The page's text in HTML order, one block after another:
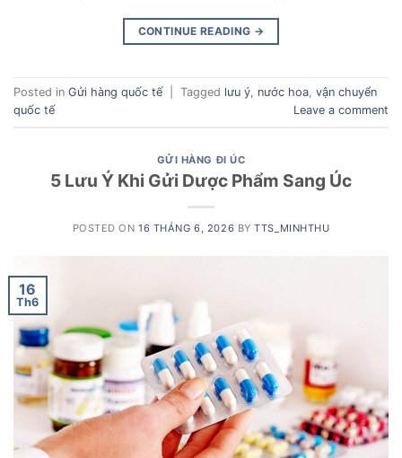
CONTINUE READING →
Posted in Gửi hàng quốc tế Tagged lưu ý nước hoa vận chuyển
quốc tế
Leave a comment
GỬI HÀNG ĐI ÚC
5 Lưu Ý Khi Gửi Dược Phẩm Sang Úc
POSTED ON16 THÁNG 6, 2026 BYTTS_MINHTHU
16
Th6